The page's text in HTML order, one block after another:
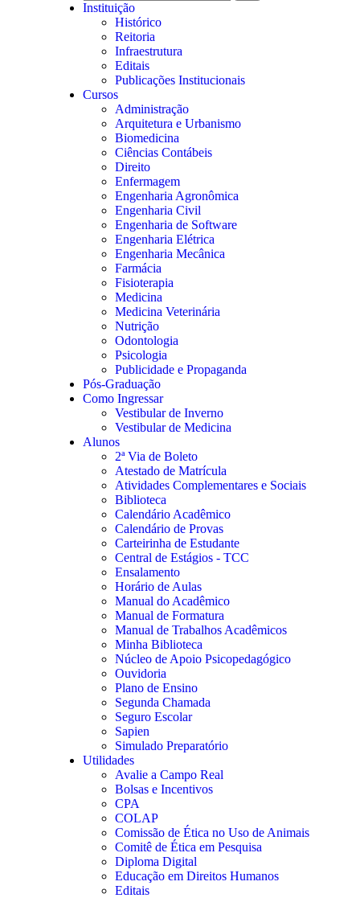
Instituição
Histórico
Reitoria
Infraestrutura
Editais
Publicações Institucionais
Cursos
Administração
Arquitetura e Urbanismo
Biomedicina
Ciências Contábeis
Direito
Enfermagem
Engenharia Agronômica
Engenharia Civil
Engenharia de Software
Engenharia Elétrica
Engenharia Mecânica
Farmácia
Fisioterapia
Medicina
Medicina Veterinária
Nutrição
Odontologia
Psicologia
Publicidade e Propaganda
Pós-Graduação
Como Ingressar
Vestibular de Inverno
Vestibular de Medicina
Alunos
2ª Via de Boleto
Atestado de Matrícula
Atividades Complementares e Sociais
Biblioteca
Calendário Acadêmico
Calendário de Provas
Carteirinha de Estudante
Central de Estágios - TCC
Ensalamento
Horário de Aulas
Manual do Acadêmico
Manual de Formatura
Manual de Trabalhos Acadêmicos
Minha Biblioteca
Núcleo de Apoio Psicopedagógico
Ouvidoria
Plano de Ensino
Segunda Chamada
Seguro Escolar
Sapien
Simulado Preparatório
Utilidades
Avalie a Campo Real
Bolsas e Incentivos
CPA
COLAP
Comissão de Ética no Uso de Animais
Comitê de Ética em Pesquisa
Diploma Digital
Educação em Direitos Humanos
Editais